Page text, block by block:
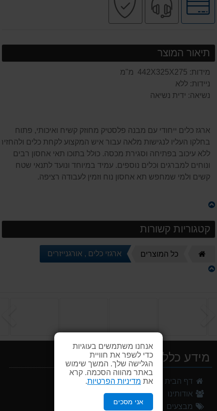
אנחנו משתמשים בעוגיות
כדי לשפר את חוויית
הגלישה שלך. המשך שימוש
באתר מהווה הסכמה. קרא
את מדיניות הפרטיות
אני מסכים
לאפשרויות
תשלומים
מקצועי
תיאור המוצר
מידות: 442X325X275 מ"מ
ניידות: ללא
נשיאה: ידית נשיאה
ארגז כלים ייחודי עם מבנה פלסטיק מחוזק קשיח ואיכותי, פתוח
בחלקו העליו לנגישות מלאה עבור איש המקצוע לקחת כלים ולהחזיר
ללא עיכוב בפתיחה וסגירת מכסה. כולל בתוכו תאי אחסון רבים
ונוחים למברגים וכלים נוספים. עמיד במיוחד ונועד לתנאי שטח
קשים ולמי שמחפש תא אחסון נוח וזמין לעבודה רציפה.
קטגוריות קשורות
כל המוצרים ארגזי כלים , אורגנייזרים
מידע כללי
דף הבית
אודותינו
מבצעים